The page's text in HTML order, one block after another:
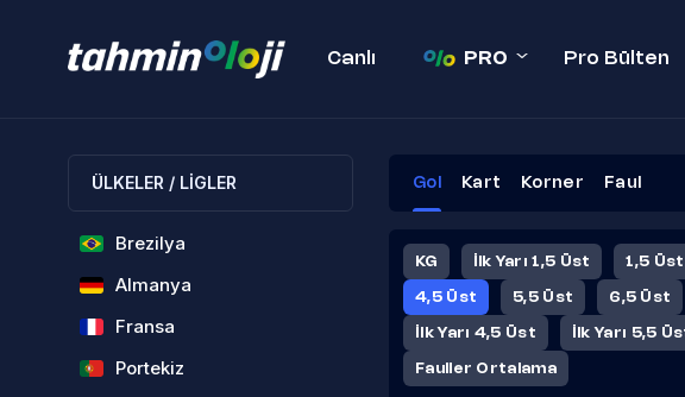
Canlı PRO Pro Bülten
ÜLKELER / LİGLER
Brezilya
Almanya
Fransa
Portekiz
Gol Kart Korner Faul
KG İlk Yarı 1,5 Üst 1,5 Üst
4,5 Üst 5,5 Üst 6,5 Üst
İlk Yarı 4,5 Üst İlk Yarı 5,5
Fauller Ortalama